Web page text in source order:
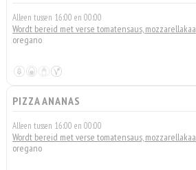
Alleen tussen 16:00 en 00:00
Wordt bereid met verse tomatensaus, mozzarellakaa
oregano
PIZZA ANANAS
Alleen tussen 16:00 en 00:00
Wordt bereid met verse tomatensaus, mozzarellakaa
oregano